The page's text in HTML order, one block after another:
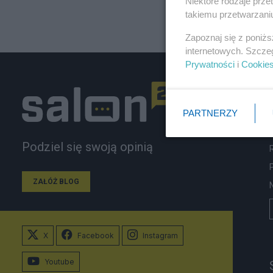
Podziel się swoją opinią
ZAŁÓŻ BLOG
X Facebook Instagram
Youtube
takiemu
Zapoznaj się z
internetowych.
Prywatności i Cookies
PARTNERZY